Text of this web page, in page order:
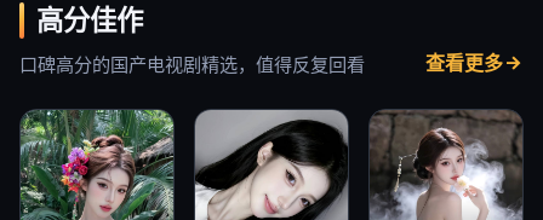
高分佳作
口碑高分的国产电视剧精选，值得反复回看 查看更多